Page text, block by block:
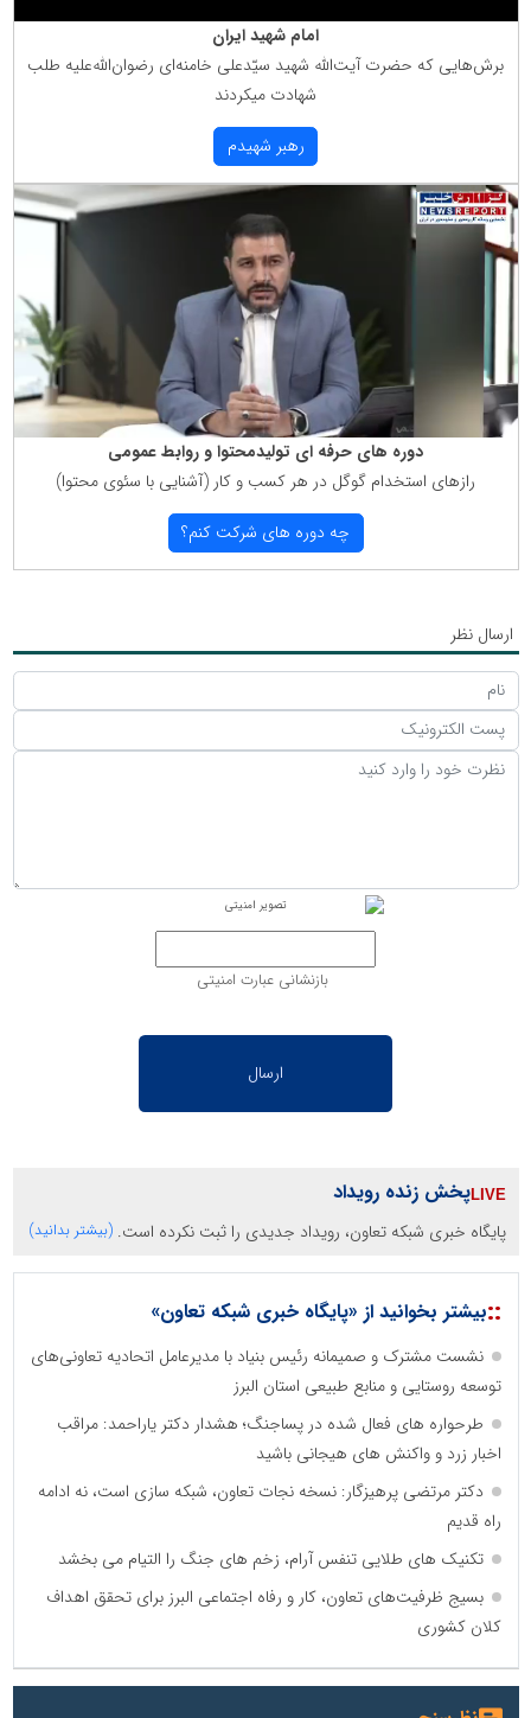
امام شهید ایران
برش‌هایی كه حضرت آیت‌الله شهید سیّدعلی خامنه‌ای رضوان‌الله‌علیه طلب
شهادت میكردند
رهبر شهیدم
دوره های حرفه ای تولیدمحتوا و روابط عمومی
رازهای استخدام گوگل در هر كسب و كار (آشنایی با سئوی محتوا)
چه دوره های شركت كنم؟
ارسال نظر
بازنشانی عبارت امنیتی
پخش زنده رویداد
پایگاه خبری شبکه تعاون، رویداد جدیدی را ثبت نکرده است. (بیشتر بدانید)
::بیشتر بخوانید از «پایگاه خبری شبکه تعاون»
نشست مشترک و صمیمانه رئیس بنیاد با مدیرعامل اتحادیه تعاونی‌های
توسعه روستایی و منابع طبیعی استان البرز
طرحواره های فعال شده در پساجنگ؛ هشدار دکتر یاراحمد: مراقب
اخبار زرد و واکنش های هیجانی باشید
دکتر مرتضی پرهیزگار: نسخه نجات تعاون، شبکه سازی است، نه ادامه
راه قدیم
تکنیک های طلایی تنفس آرام، زخم های جنگ را التیام می بخشد
بسیج ظرفیت‌های تعاون، کار و رفاه اجتماعی البرز برای تحقق اهداف
کلان کشوری